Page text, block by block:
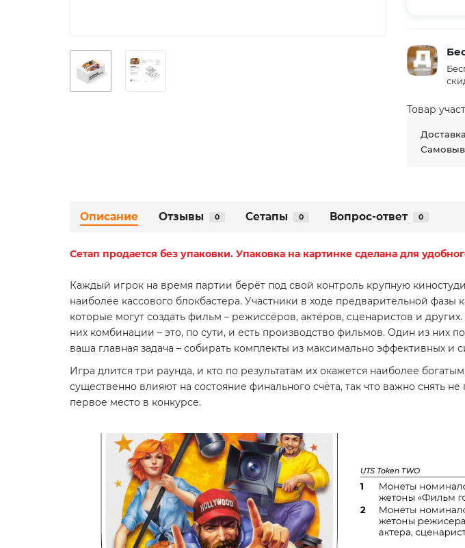
Товар
Описание Отзывы 0 Сетапы 0 Вопрос-ответ 0
Сетап продается без упаковки. Упаковка на картинке сделана для
Каждый игрок на время партии берёт под свой контроль крупную
наиболее кассового блокбастера. Участники в ходе предварительной
которые могут создать фильм – режиссёров, актёров, сценаристов и
них комбинации – это, по сути, и есть производство фильмов. Один из них
ваша главная задача – собирать комплекты из максимально эффективных и
Игра длится три раунда, и кто по результатам их окажется наиболее
существенно влияют на состояние финального счёта, так что важно снять
первое место в конкурсе.